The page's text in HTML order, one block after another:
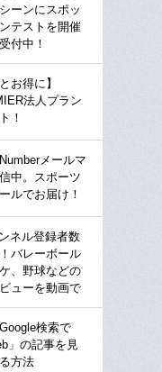
ーンにスポッ
テストを開催
付中！
お得に】
法人プラン
！
メールマ
中。スポーツ
ルでお届け！
ネル登録者数
バレーボール
、野球などの
ューを動画で
検索で
」の記事を見
方法